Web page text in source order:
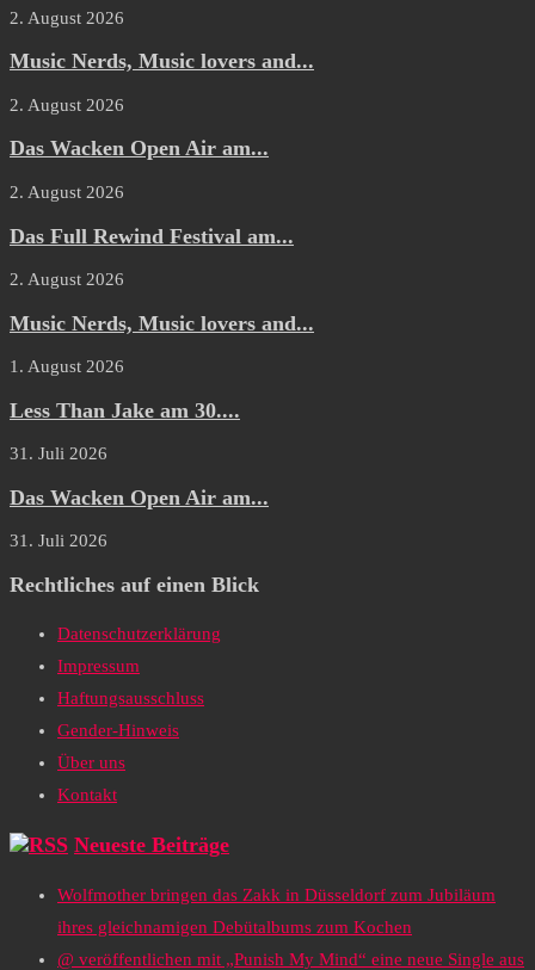
2. August 2026
Music Nerds, Music lovers and...
2. August 2026
Das Wacken Open Air am...
2. August 2026
Das Full Rewind Festival am...
2. August 2026
Music Nerds, Music lovers and...
1. August 2026
Less Than Jake am 30....
31. Juli 2026
Das Wacken Open Air am...
31. Juli 2026
Rechtliches auf einen Blick
Datenschutzerklärung
Impressum
Haftungsausschluss
Gender-Hinweis
Über uns
Kontakt
Neueste Beiträge
Wolfmother bringen das Zakk in Düsseldorf zum Jubiläum
ihres gleichnamigen Debütalbums zum Kochen
@ veröffentlichen mit „Punish My Mind“ eine neue Single aus